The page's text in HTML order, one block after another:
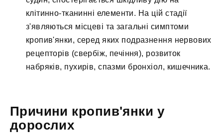
клітинно-тканинні елементи. На цій стадії
з'являються місцеві та загальні симптоми
кропив'янки, серед яких подразнення нервових
рецепторів (свербіж, печіння), розвиток
набряків, пухирів, спазми бронхіол, кишечника.
Причини кропив'янки у
дорослих